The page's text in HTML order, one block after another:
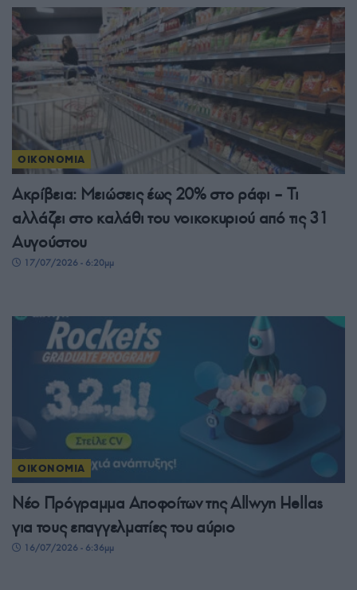
ΟΙΚΟΝΟΜΙΑ
Ακρίβεια: Μειώσεις έως 20% στο ράφι – Τι
αλλάζει στο καλάθι του νοικοκυριού από τις 31
Αυγούστου
17/07/2026 - 6:20μμ
ΟΙΚΟΝΟΜΙΑ
Νέο Πρόγραμμα Αποφοίτων της Allwyn Hellas
για τους επαγγελματίες του αύριο
16/07/2026 - 6:36μμ